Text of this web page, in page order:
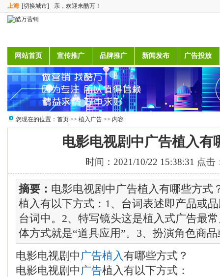
上海 [切换城市] 亲，欢迎来酷万！
网站首页 宣传推广 品牌推广 新闻发布 广告投放
您现在的位置： 首页 >> 植入广告 >> 内容
电影电视剧中广告植入有
时间：2021/10/22 15:38:31 点击
摘要： 电影电视剧中广告植入有哪些方式
植入有以下方式：1、台词表述即产品或
台词中。2、特写镜头这是植入式广告最
体方式就是“道具应用”。3、扮演角色商
电影电视剧中 广告植入有哪些方式？
电影电视剧中 广告植入有以下方式：